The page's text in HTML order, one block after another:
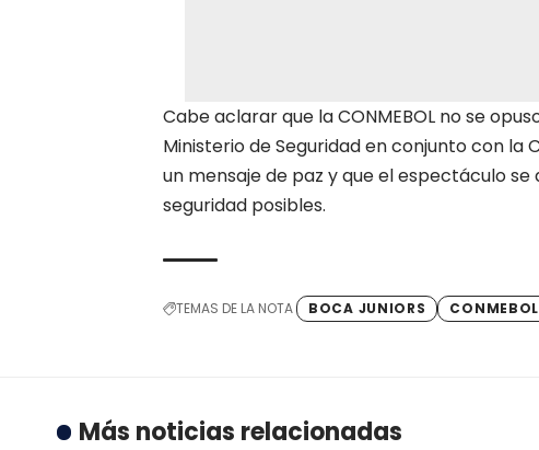
Cabe aclarar que la CONMEBOL no se
Ministerio de Seguridad en conjunto con la
un mensaje de paz y que el espectáculo
seguridad posibles.
TEMAS DE LA NOTA BOCA JUNIORS CONMEBOL
Más noticias relacionadas